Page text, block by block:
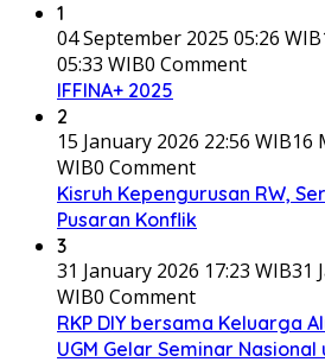
1
04 September 2025 05:26 WIB
05:33 WIB0 Comment
IFFINA+ 2025
2
15 January 2026 22:56 WIB16
WIB0 Comment
Kisruh Kepengurusan RW,
Pusaran Konflik
3
31 January 2026 17:23 WIB31
WIB0 Comment
RKP DIY bersama Keluarga
UGM Gelar Seminar